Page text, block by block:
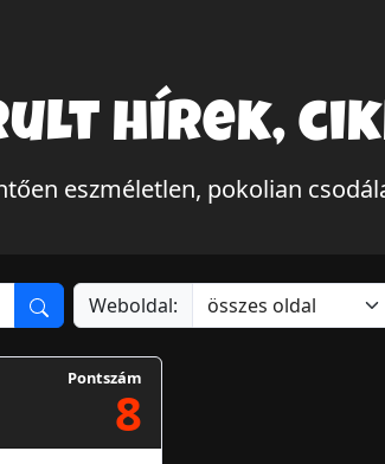
hírek,
eszméletlen, pokolian
Weboldal:
Pontszám
8